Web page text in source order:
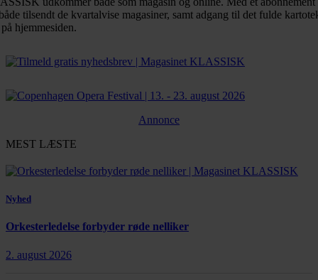
tilsendt de kvartalvise magasiner, samt adgang til det fulde
hjemmesiden.
Annonce
MEST LÆSTE
Nyhed
Orkesterledelse forbyder røde nelliker
2. august 2026